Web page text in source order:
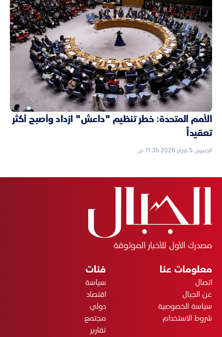
الأمم المتحدة: خطر تنظيم "داعش" ازداد وأصبح أكثر
تعقيداً
الخميس 5 فبراير 2026 11:35 ص
مصدرك الأول للأخبار الموثوقة
معلومات عنا
اتصال
عن الجبال
سياسة الخصوصية
شروط الاستخدام
فئات
سياسة
اقتصاد
دولي
مجتمع
تقارير